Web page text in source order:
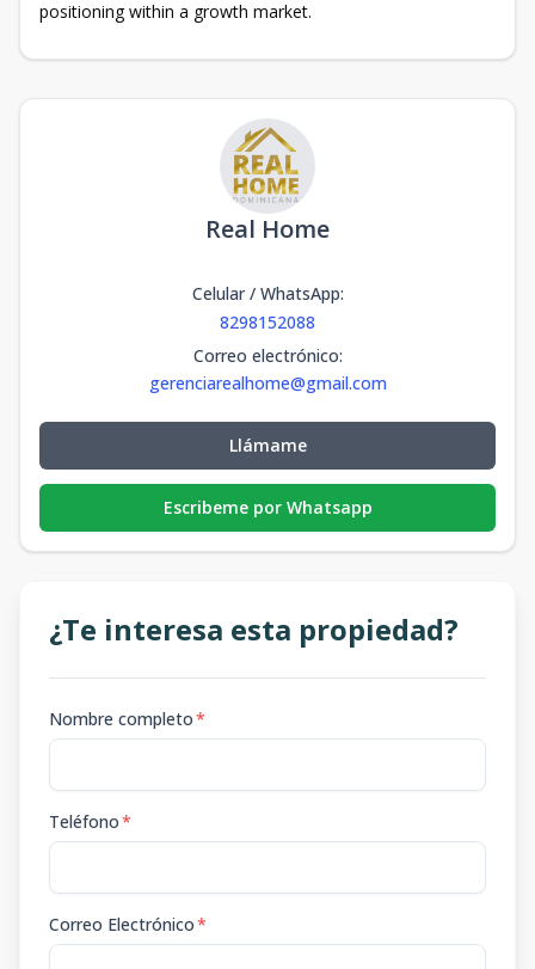
positioning within a growth market.
Real Home
Celular / WhatsApp:
8298152088
Correo electrónico:
gerenciarealhome@gmail.com
Llámame
Escribeme por Whatsapp
¿Te interesa esta propiedad?
Nombre completo*
Teléfono*
Correo Electrónico*